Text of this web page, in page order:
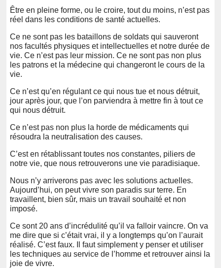
Être en pleine forme, ou le croire, tout du moins, n’est pas
réel dans les conditions de santé actuelles.
Ce ne sont pas les bataillons de soldats qui sauveront
nos facultés physiques et intellectuelles et notre durée de
vie. Ce n’est pas leur mission. Ce ne sont pas non plus
les patrons et la médecine qui changeront le cours de la
vie.
Ce n’est qu’en régulant ce qui nous tue et nous détruit,
jour après jour, que l’on parviendra à mettre fin à tout ce
qui nous détruit.
Ce n’est pas non plus la horde de médicaments qui
résoudra la neutralisation des causes.
C’est en rétablissant toutes nos constantes, piliers de
notre vie, que nous retrouverons une vie paradisiaque.
Nous n’y arriverons pas avec les solutions actuelles.
Aujourd’hui, on peut vivre son paradis sur terre. En
travaillent, bien sûr, mais un travail souhaité et non
imposé.
Ce sont 20 ans d’incrédulité qu’il va falloir vaincre. On va
me dire que si c’était vrai, il y a longtemps qu’on l’aurait
réalisé. C’est faux. Il faut simplement y penser et utiliser
les techniques au service de l’homme et retrouver ainsi la
joie de vivre.